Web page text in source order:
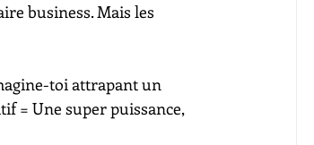
business. Mais les
toi attrapant un
= Une super puissance,